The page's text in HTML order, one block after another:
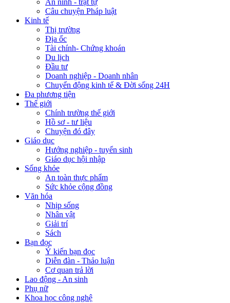
An ninh - trật tự
Câu chuyện Pháp luật
Kinh tế
Thị trường
Địa ốc
Tài chính- Chứng khoán
Du lịch
Đầu tư
Doanh nghiệp - Doanh nhân
Chuyển động kinh tế & Đời sống 24H
Đa phương tiện
Thế giới
Chính trường thế giới
Hồ sơ - tư liệu
Chuyện đó đây
Giáo dục
Hướng nghiệp - tuyển sinh
Giáo dục hội nhập
Sống khỏe
An toàn thực phẩm
Sức khỏe cộng đồng
Văn hóa
Nhịp sống
Nhân vật
Giải trí
Sách
Bạn đọc
Ý kiến bạn đọc
Diễn đàn - Thảo luận
Cơ quan trả lời
Lao động - An sinh
Phụ nữ
Khoa học công nghệ